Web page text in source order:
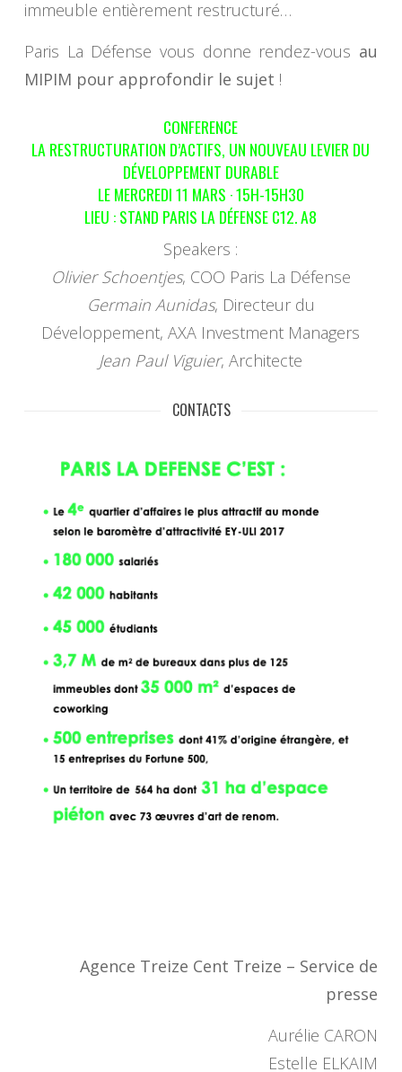
immeuble entièrement restructuré…
Paris La Défense vous donne rendez-vous au
MIPIM pour approfondir le sujet !
CONFERENCE
LA RESTRUCTURATION D’ACTIFS, UN NOUVEAU LEVIER DU
DÉVELOPPEMENT DURABLE
LE MERCREDI 11 MARS · 15H-15H30
LIEU : STAND PARIS LA DÉFENSE C12. A8
Speakers :
Olivier Schoentjes, COO Paris La Défense
Germain Aunidas, Directeur du
Développement, AXA Investment Managers
Jean Paul Viguier, Architecte
CONTACTS
Agence Treize Cent Treize – Service de
presse
Aurélie CARON
Estelle ELKAIM